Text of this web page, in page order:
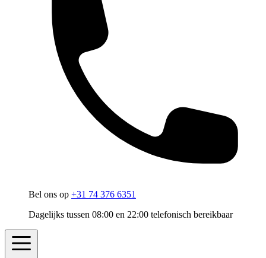
Bel ons op +31 74 376 6351
Dagelijks tussen 08:00 en 22:00 telefonisch bereikbaar